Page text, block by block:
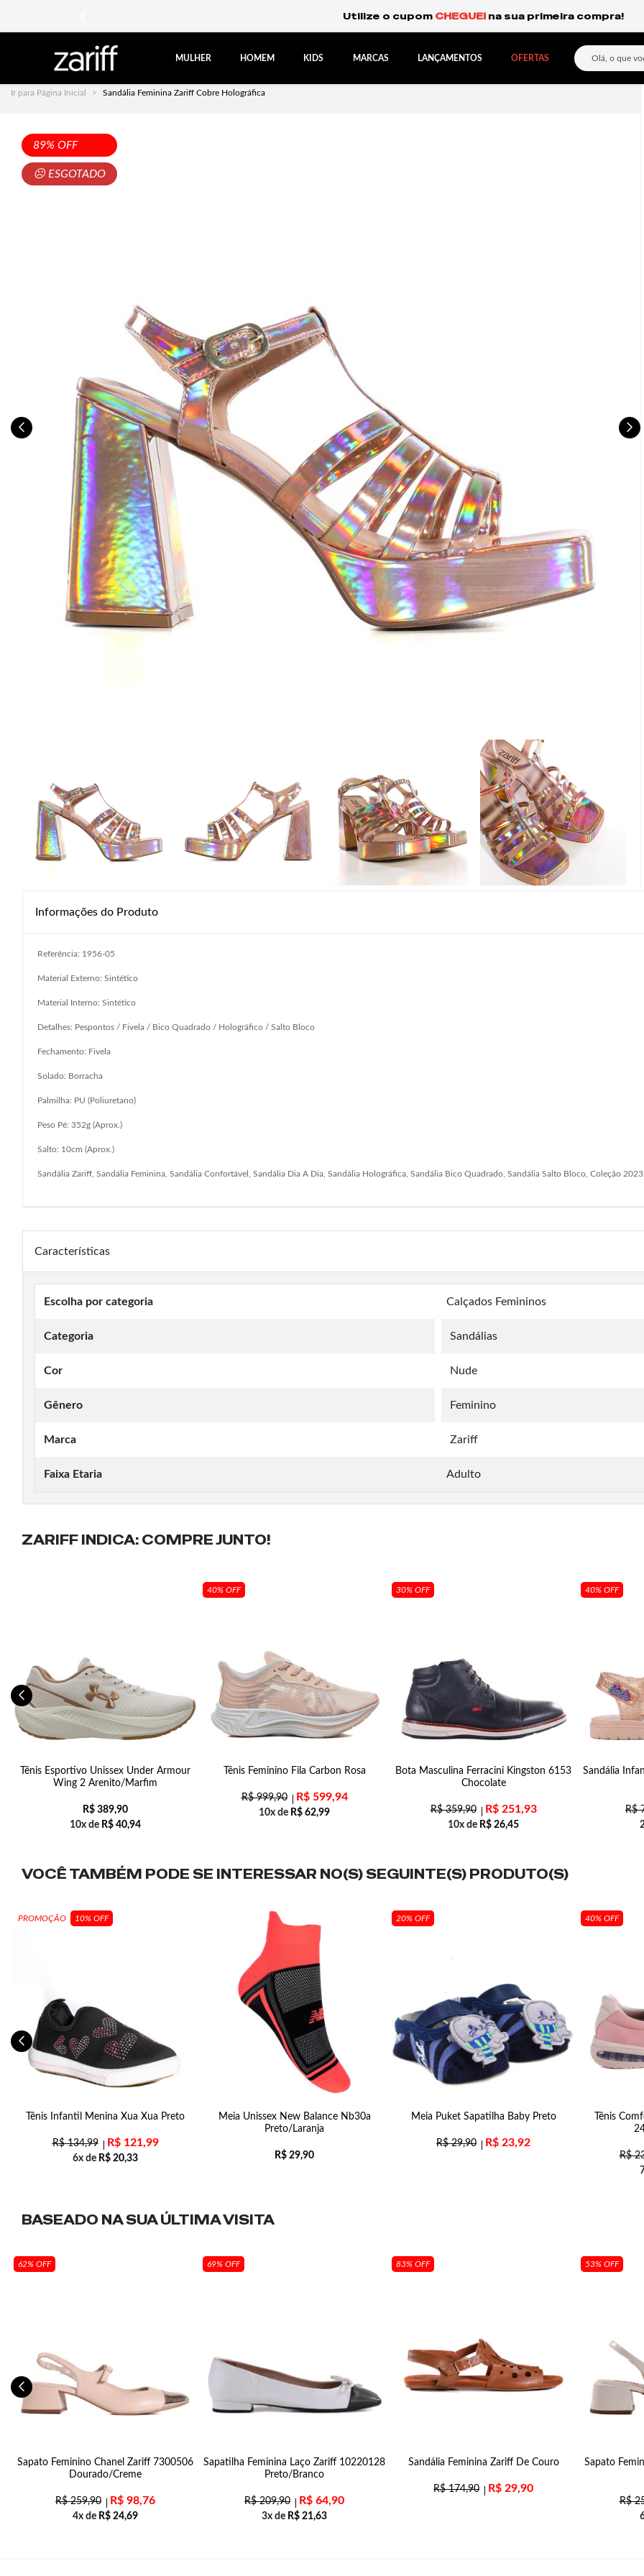
Frete Grátis Expresso para o Sul e São Paulo.
MULHER HOMEM KIDS MARCAS LANÇAMENTOS OFERTAS
Ir para Página Inicial Sandália Feminina Zariff Cobre Holográfica
89% OFF
☹ ESGOTADO
Informações do Produto
Referência: 1956-05
Material Externo: Sintético
Material Interno: Sintético
Detalhes: Pespontos / Fivela / Bico Quadrado / Holográfico / Salto Bloco
Fechamento: Fivela
Solado: Borracha
Palmilha: PU (Poliuretano)
Peso Pé: 352g (Aprox.)
Salto: 10cm (Aprox.)
Sandália Zariff, Sandália Feminina, Sandália Confortável, Sandália Dia A Dia, Sandália Holográfica, Sandália Bico Quadrado, Sandália Salto Bloco, Coleção
Características
Escolha por categoria Calçados Femininos
Categoria Sandálias
Cor Nude
Gênero Feminino
Marca Zariff
Faixa Etaria Adulto
ZARIFF INDICA: COMPRE JUNTO!
Tênis Esportivo Unissex Under Armour
Wing 2 Arenito/Marfim
R$ 389,90
10x de R$ 40,94
40% OFF
Tênis Feminino Fila Carbon Rosa
R$999,90 R$599,94
10x de R$ 62,99
30% OFF
Bota Masculina Ferracini Kingston 6153
Chocolate
R$359,90 R$251,93
10x de R$ 26,45
40% OFF
Sandália
R$
VOCÊ TAMBÉM PODE SE INTERESSAR NO(S) SEGUINTE(S) PRODUTO(S)
PROMOÇÃO 10% OFF
Tênis Infantil Menina Xua Xua Preto
R$134,99 R$121,99
6x de R$ 20,33
Meia Unissex New Balance Nb30a
Preto/Laranja
R$ 29,90
20% OFF
Meia Puket Sapatilha Baby Preto
R$29,90 R$ 23,92
40% OFF
Tênis
R$
BASEADO NA SUAÚLTIMA VISITA
62% OFF
Sapato Feminino Chanel Zariff 7300506
Dourado/Creme
R$259,90 R$ 98,76
4x de R$ 24,69
69% OFF
Sapatilha Feminina Laço Zariff 10220128
Preto/Branco
R$209,90 R$ 64,90
3x de R$ 21,63
83% OFF
Sandália Feminina Zariff De Couro
R$174,90 R$ 29,90
53% OFF
Sapato
R$